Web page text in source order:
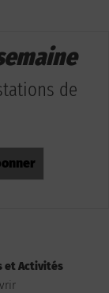
de
et Activités